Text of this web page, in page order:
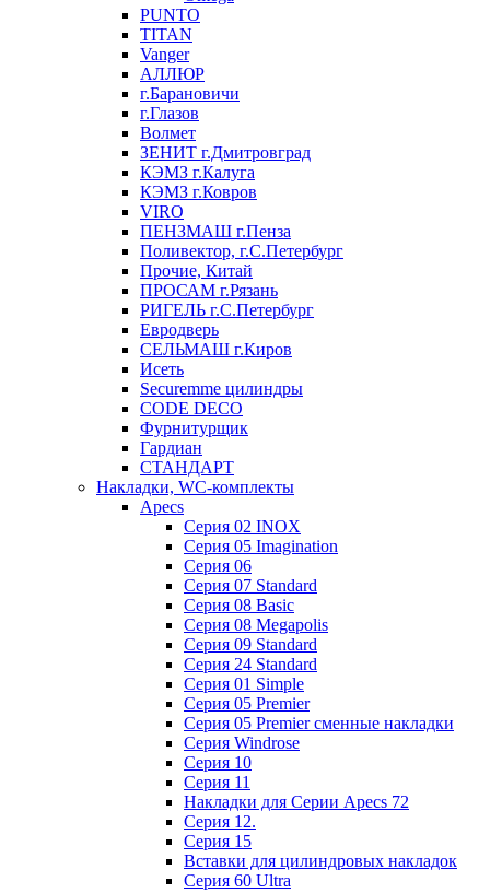
PUNTO
TITAN
Vanger
АЛЛЮР
г.Барановичи
г.Глазов
Волмет
ЗЕНИТ г.Дмитровград
КЭМЗ г.Калуга
КЭМЗ г.Ковров
VIRO
ПЕНЗМАШ г.Пенза
Поливектор, г.С.Петербург
Прочие, Китай
ПРОСАМ г.Рязань
РИГЕЛЬ г.С.Петербург
Евродверь
СЕЛЬМАШ г.Киров
Исеть
Securemme цилиндры
CODE DECO
Фурнитурщик
Гардиан
СТАНДАРТ
Накладки, WC-комплекты
Apecs
Cерия 02 INOX
Cерия 05 Imagination
Cерия 06
Cерия 07 Standard
Cерия 08 Basic
Cерия 08 Megapolis
Cерия 09 Standard
Cерия 24 Standard
Серия 01 Simple
Серия 05 Premier
Серия 05 Premier сменные накладки
Cерия Windrose
Серия 10
Серия 11
Накладки для Серии Apecs 72
Серия 12.
Серия 15
Вставки для цилиндровых накладок
Серия 60 Ultra